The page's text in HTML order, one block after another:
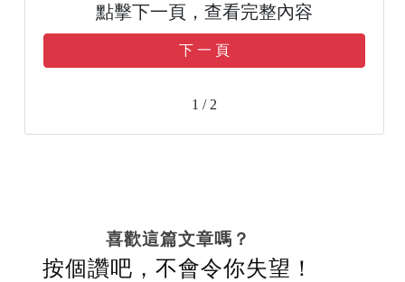
點擊下一頁，查看完整內容
下 一 頁
1 / 2
喜歡這篇文章嗎？
按個讚吧，不會令你失望！